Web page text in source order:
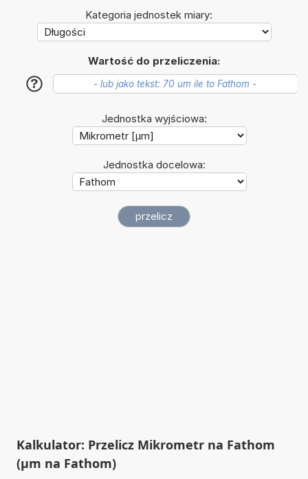
Kategoria jednostek miary:
Wartość do przeliczenia:
?
Jednostka wyjściowa:
Jednostka docelowa:
Kalkulator: Przelicz Mikrometr na Fathom
(µm na Fathom)